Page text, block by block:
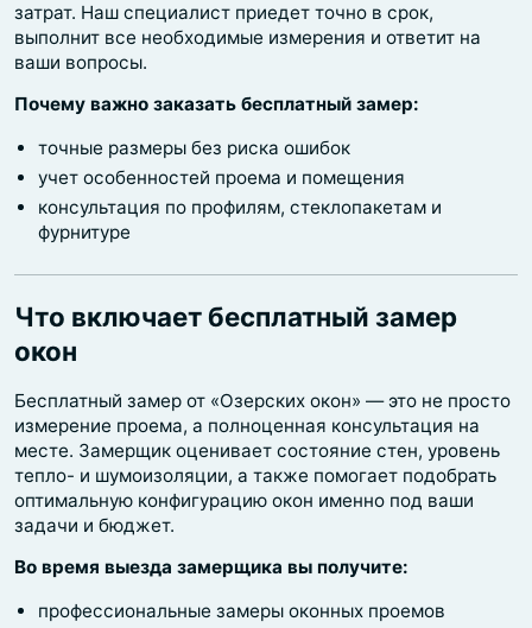
затрат. Наш специалист приедет точно в срок,
выполнит все необходимые измерения и ответит на
ваши вопросы.
Почему важно заказать бесплатный замер:
точные размеры без риска ошибок
учет особенностей проема и помещения
консультация по профилям, стеклопакетам и
фурнитуре
Что включает бесплатный замер
окон
Бесплатный замер от «Озерских окон» — это не просто
измерение проема, а полноценная консультация на
месте. Замерщик оценивает состояние стен, уровень
тепло- и шумоизоляции, а также помогает подобрать
оптимальную конфигурацию окон именно под ваши
задачи и бюджет.
Во время выезда замерщика вы получите:
профессиональные замеры оконных проемов